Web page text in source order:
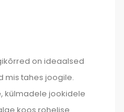
on ideaalsed
mis tahes joogile.
külmadele jookidele
koos rohelise